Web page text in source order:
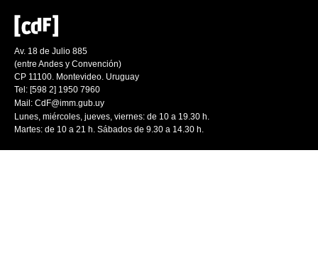
Av. 18 de Julio 885
(entre Andes y Convención)
CP 11100. Montevideo. Uruguay
Tel: [598 2] 1950 7960
Mail: CdF@imm.gub.uy
Lunes, miércoles, jueves, viernes: de 10 a 19.30 h.
Martes: de 10 a 21 h. Sábados de 9.30 a 14.30 h.